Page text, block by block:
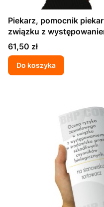
Piekarz, pomocnik
związku z
szkodliwych czynników
Cena
61,50 zł
Do koszyka